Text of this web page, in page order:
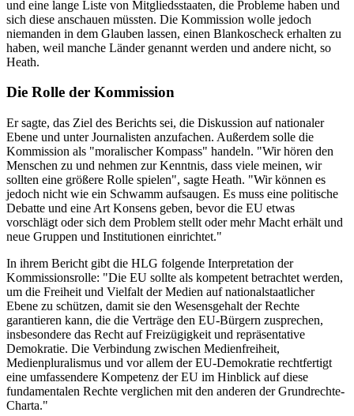
und eine lange Liste von Mitgliedsstaaten, die Probleme haben und
sich diese anschauen müssten. Die Kommission wolle jedoch
niemanden in dem Glauben lassen, einen Blankoscheck erhalten zu
haben, weil manche Länder genannt werden und andere nicht, so
Heath.
Die Rolle der Kommission
Er sagte, das Ziel des Berichts sei, die Diskussion auf nationaler
Ebene und unter Journalisten anzufachen. Außerdem solle die
Kommission als "moralischer Kompass" handeln. "Wir hören den
Menschen zu und nehmen zur Kenntnis, dass viele meinen, wir
sollten eine größere Rolle spielen", sagte Heath. "Wir können es
jedoch nicht wie ein Schwamm aufsaugen. Es muss eine politische
Debatte und eine Art Konsens geben, bevor die EU etwas
vorschlägt oder sich dem Problem stellt oder mehr Macht erhält und
neue Gruppen und Institutionen einrichtet."
In ihrem Bericht gibt die HLG folgende Interpretation der
Kommissionsrolle: "Die EU sollte als kompetent betrachtet werden,
um die Freiheit und Vielfalt der Medien auf nationalstaatlicher
Ebene zu schützen, damit sie den Wesensgehalt der Rechte
garantieren kann, die die Verträge den EU-Bürgern zusprechen,
insbesondere das Recht auf Freizügigkeit und repräsentative
Demokratie. Die Verbindung zwischen Medienfreiheit,
Medienpluralismus und vor allem der EU-Demokratie rechtfertigt
eine umfassendere Kompetenz der EU im Hinblick auf diese
fundamentalen Rechte verglichen mit den anderen der Grundrechte-
Charta."